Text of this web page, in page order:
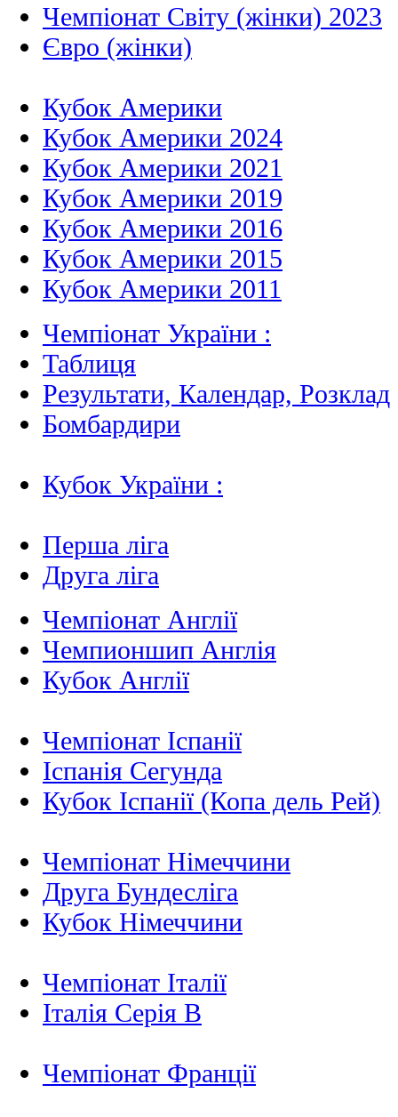
Чемпіонат Світу (жінки) 2023
Євро (жінки)
Кубок Америки
Кубок Америки 2024
Кубок Америки 2021
Кубок Америки 2019
Кубок Америки 2016
Кубок Америки 2015
Кубок Америки 2011
Чемпіонат України :
Таблиця
Результати, Календар, Poзклад
Бомбардири
Кубок України :
Перша ліга
Друга ліга
Чемпіонат Англії
Чемпионшип Англія
Кубок Англії
Чемпіонат Іспанії
Іспанія Сегунда
Кубок Іспанії (Копа дель Рей)
Чемпіонат Німеччини
Друга Бундесліга
Кубок Німеччини
Чемпіонат Італії
Італія Серія B
Чемпіонат Франції